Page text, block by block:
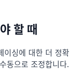
할 때
이싱에 대한 더 정확
동으로 조정합니다.